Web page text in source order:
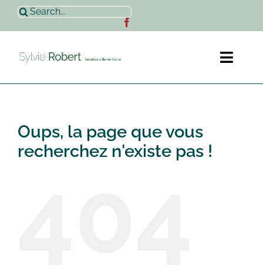
Passer
contenu
Rechercher:
Sylvie Robert
Oups, la page que vous
recherchez n'existe pas !